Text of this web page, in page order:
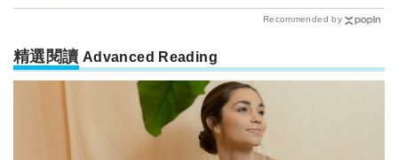
Recommended by
精選閱讀 Advanced Reading